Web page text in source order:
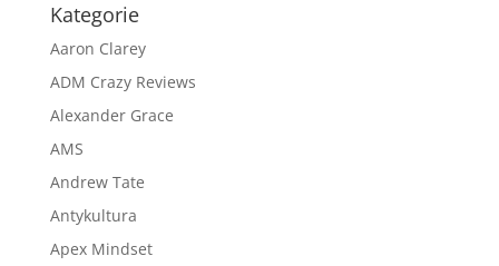
Kategorie
Aaron Clarey
ADM Crazy Reviews
Alexander Grace
AMS
Andrew Tate
Antykultura
Apex Mindset